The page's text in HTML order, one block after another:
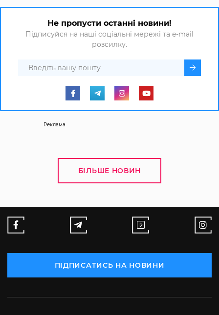
Не пропусти останні новини!
Підписуйся на наші соціальні мережі та e-mail
розсилку.
Реклама
БІЛЬШЕ НОВИН
ПІДПИСАТИСЬ НА НОВИНИ